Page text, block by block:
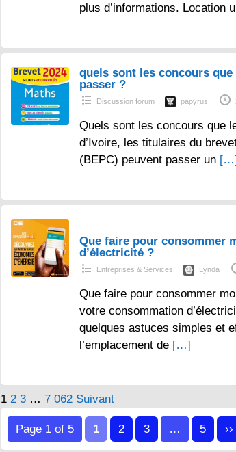
plus d’informations. Location
quels sont les concours que
passer ?
Discussion forum papyrus
Quels sont les concours que
d’Ivoire, les titulaires du
(BEPC) peuvent passer un
Que faire pour consommer
d’électricité ?
Entreprises & Services Lynda
Que faire pour consommer
votre consommation
quelques astuces simples et
l’emplacement de […]
Pagination
des
1 2 3 … 7 062 Suivant
Page 1 of 5 1 2 3 … 5 ››